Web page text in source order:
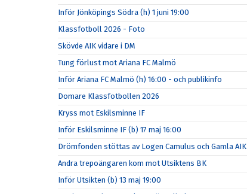
Inför Jönköpings Södra (h) 1 juni 19:00
Klassfotboll 2026 - Foto
Skövde AIK vidare i DM
Tung förlust mot Ariana FC Malmö
Inför Ariana FC Malmö (h) 16:00 - och publikinfo
Domare Klassfotbollen 2026
Kryss mot Eskilsminne IF
Inför Eskilsminne IF (b) 17 maj 16:00
Drömfonden stöttas av Logen Camulus och Gamla AIK
Andra trepoängaren kom mot Utsiktens BK
Inför Utsikten (b) 13 maj 19:00